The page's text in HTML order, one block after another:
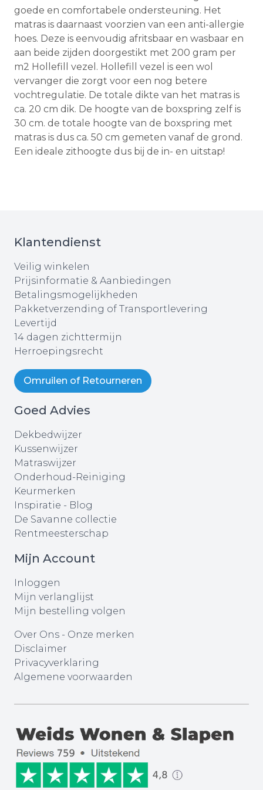
goede en comfortabele ondersteuning. Het
matras is daarnaast voorzien van een anti-allergie
hoes. Deze is eenvoudig afritsbaar en wasbaar en
aan beide zijden doorgestikt met 200 gram per
m2 Hollefill vezel. Hollefill vezel is een wol
vervanger die zorgt voor een nog betere
vochtregulatie. De totale dikte van het matras is
ca. 20 cm dik. De hoogte van de boxspring zelf is
30 cm. de totale hoogte van de boxspring met
matras is dus ca. 50 cm gemeten vanaf de grond.
Een ideale zithoogte dus bij de in- en uitstap!
Klantendienst
Veilig winkelen
Prijsinformatie & Aanbiedingen
Betalingsmogelijkheden
Pakketverzending of Transportlevering
Levertijd
14 dagen zichttermijn
Herroepingsrecht
Omruilen of Retourneren
Goed Advies
Dekbedwijzer
Kussenwijzer
Matraswijzer
Onderhoud-Reiniging
Keurmerken
Inspiratie - Blog
De Savanne collectie
Rentmeesterschap
Mijn Account
Inloggen
Mijn verlanglijst
Mijn bestelling volgen
Over Ons - Onze merken
Disclaimer
Privacyverklaring
Algemene voorwaarden